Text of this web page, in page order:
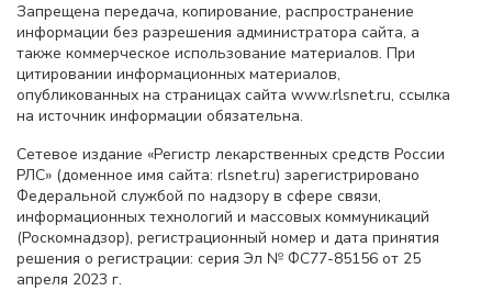
Запрещена передача, копирование, распространение
информации без разрешения администратора сайта, а
также коммерческое использование материалов. При
цитировании информационных материалов,
опубликованных на страницах сайта www.rlsnet.ru, ссылка
на источник информации обязательна.
Сетевое издание «Регистр лекарственных средств России
РЛС» (доменное имя сайта: rlsnet.ru) зарегистрировано
Федеральной службой по надзору в сфере связи,
информационных технологий и массовых коммуникаций
(Роскомнадзор), регистрационный номер и дата принятия
решения о регистрации: серия Эл № ФС77-85156 от 25
апреля 2023 г.